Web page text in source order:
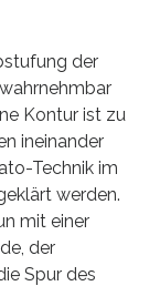
der
Kontur ist zu
ineinander
Technik im
werden.
mit einer
der
Spur des